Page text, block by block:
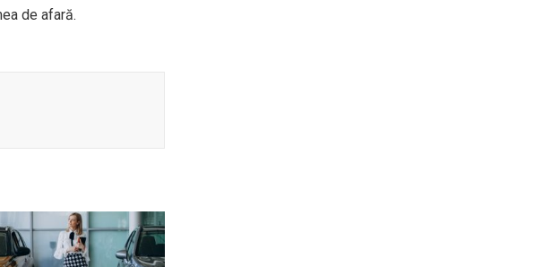
de afară.